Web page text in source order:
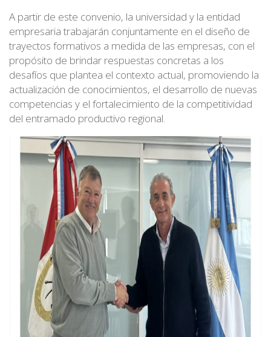
A partir de este convenio, la universidad y la entidad
empresaria trabajarán conjuntamente en el diseño de
trayectos formativos a medida de las empresas, con el
propósito de brindar respuestas concretas a los
desafíos que plantea el contexto actual, promoviendo la
actualización de conocimientos, el desarrollo de nuevas
competencias y el fortalecimiento de la competitividad
del entramado productivo regional.